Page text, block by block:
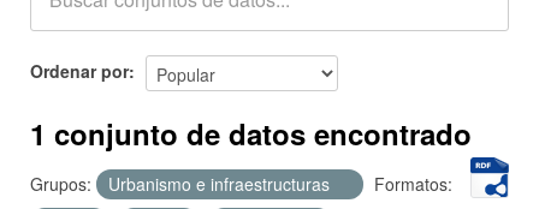
Acerca de
Ordenar por
1 conjunto de datos encontrado
Grupos: Urbanismo e infraestructuras
Formatos: